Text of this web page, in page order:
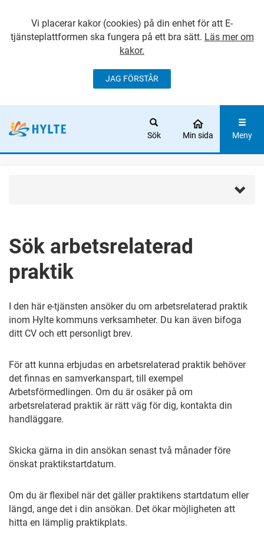
Vi placerar kakor (cookies) på din enhet för att E-
tjänsteplattformen ska fungera på ett bra sätt. Läs mer om
kakor.
JAG FÖRSTÅR
GÅ DIREKT TILL
Sök Min sida Meny
Sök arbetsrelaterad
praktik
I den här e-tjänsten ansöker du om arbetsrelaterad praktik
inom Hylte kommuns verksamheter. Du kan även bifoga
ditt CV och ett personligt brev.
För att kunna erbjudas en arbetsrelaterad praktik behöver
det finnas en samverkanspart, till exempel
Arbetsförmedlingen. Om du är osäker på om
arbetsrelaterad praktik är rätt väg för dig, kontakta din
handläggare.
Skicka gärna in din ansökan senast två månader före
önskat praktikstartdatum.
Om du är flexibel när det gäller praktikens startdatum eller
längd, ange det i din ansökan. Det ökar möjligheten att
hitta en lämplig praktikplats.